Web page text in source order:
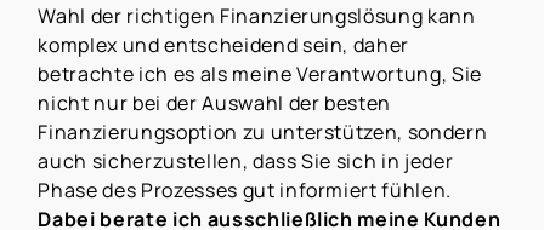
Wahl der richtigen Finanzierungslösung kann
komplex und entscheidend sein, daher
betrachte ich es als meine Verantwortung, Sie
nicht nur bei der Auswahl der besten
Finanzierungsoption zu unterstützen, sondern
auch sicherzustellen, dass Sie sich in jeder
Phase des Prozesses gut informiert fühlen.
Dabei berate ich ausschließlich meine Kunden